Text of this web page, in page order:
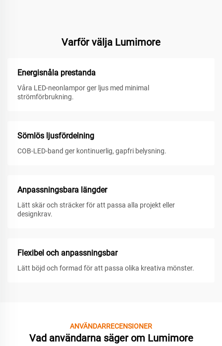
Varför välja Lumimore
Energisnåla prestanda
Våra LED-neonlampor ger ljus med minimal
strömförbrukning.
Sömlös ljusfördelning
COB-LED-band ger kontinuerlig, gapfri belysning.
Anpassningsbara längder
Lätt skär och sträcker för att passa alla projekt eller
designkrav.
Flexibel och anpassningsbar
Lätt böjd och formad för att passa olika kreativa mönster.
ANVÄNDARRECENSIONER
Vad användarna säger om Lumimore